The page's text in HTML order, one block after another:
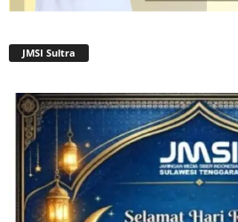
JMSI Sultra